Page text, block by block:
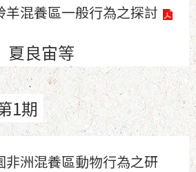
混養區一般行為之探討
夏良宙等
1期
非洲混養區動物行為之研